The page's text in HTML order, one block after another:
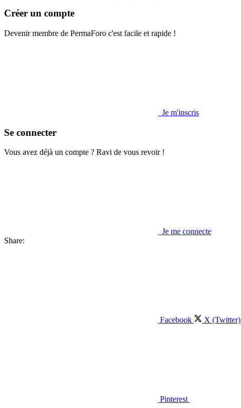
Créer un compte
Devenir membre de PermaForo c'est facile et rapide !
Je m'inscris
Se connecter
Vous avez déjà un compte ? Ravi de vous revoir !
Je me connecte
Share:
Facebook X (Twitter)
Pinterest